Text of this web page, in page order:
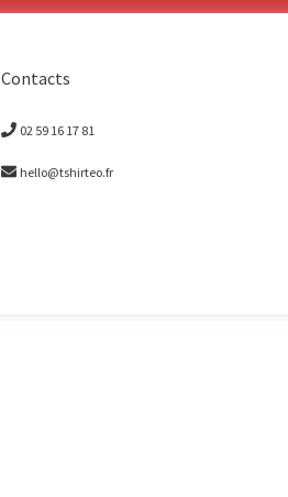
Contacts
02 59 16 17 81
hello@tshirteo.fr